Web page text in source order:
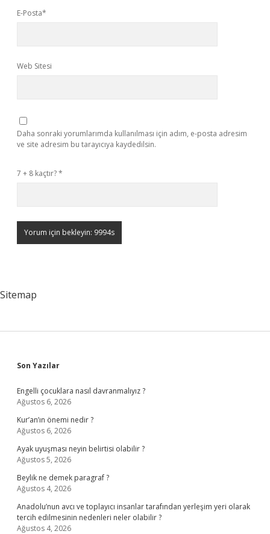
E-Posta*
Web Sitesi
Daha sonraki yorumlarımda kullanılması için adım, e-posta adresim
ve site adresim bu tarayıcıya kaydedilsin.
7 + 8 kaçtır?*
Sitemap
Sidebar
Son Yazılar
Engelli çocuklara nasıl davranmalıyız ?
Ağustos 6, 2026
Kur’an’ın önemi nedir ?
Ağustos 6, 2026
Ayak uyuşması neyin belirtisi olabilir ?
Ağustos 5, 2026
Beylik ne demek paragraf ?
Ağustos 4, 2026
Anadolu’nun avcı ve toplayıcı insanlar tarafından yerleşim yeri olarak
tercih edilmesinin nedenleri neler olabilir ?
Ağustos 4, 2026